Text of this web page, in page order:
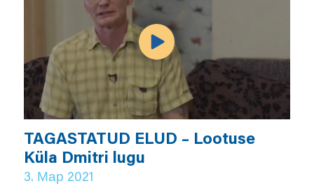
TAGASTATUD ELUD – Lootuse
Küla Dmitri lugu
3. Мар 2021